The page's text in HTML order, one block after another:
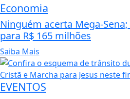
Economia
Ninguém acerta Mega-
para R$ 165 milhões
Saiba Mais
EVENTOS